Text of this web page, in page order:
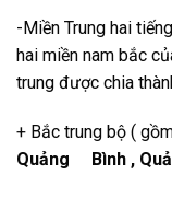
-Miền Trung hai
hai miền nam bắc
trung được chia
+ Bắc trung bộ (
Quảng Bình ,